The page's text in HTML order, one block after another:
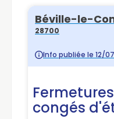
documents
demander le
ou de votre
communes du
rendez-vous ici.
Inscription Cantine
Dossier pour
scolaire 2026/2027.